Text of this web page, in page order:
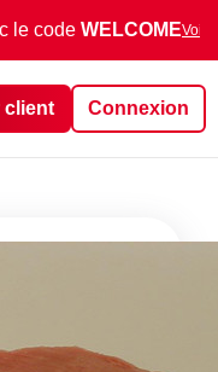
le code WELCOMEVoir
client Connexion